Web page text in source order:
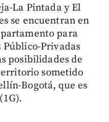
La Pintada y El
se encuentran en
para
Privadas
posibilidades de
sometido
Bogotá, que es